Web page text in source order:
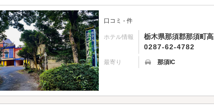
口コミ - 件
ホテル情報
栃木県那須郡那須町
0287-62-4782
最寄り 那須IC